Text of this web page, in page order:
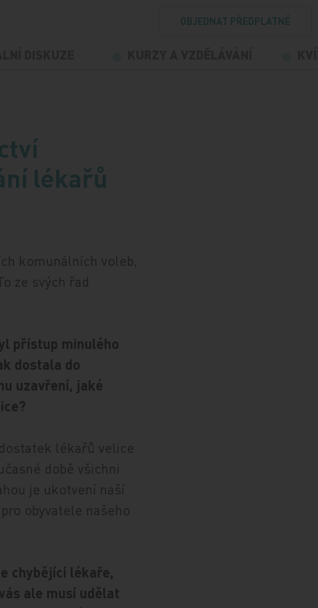
OBJEDNAT PŘEDPLATNÉ
lékařů
komunálních voleb,
ze svých řad
přístup minulého
dostala do
uzavření, jaké
lékařů velice
době všichni
je ukotvení naší
obyvatele našeho
chybějící lékaře,
ale musí udělat